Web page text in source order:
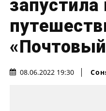
запустила
08.06.2022 19:30